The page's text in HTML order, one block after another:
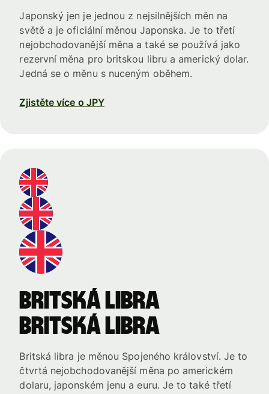
Japonský jen je jednou z nejsilnějších měn na
světě a je oficiální měnou Japonska. Je to třetí
nejobchodovanější měna a také se používá jako
rezervní měna pro britskou libru a americký dolar.
Jedná se o měnu s nuceným oběhem.
Zjistěte více o JPY
britská libra
britská libra
Britská libra je měnou Spojeného království. Je to
čtvrtá nejobchodovanější měna po americkém
dolaru, japonském jenu a euru. Je to také třetí